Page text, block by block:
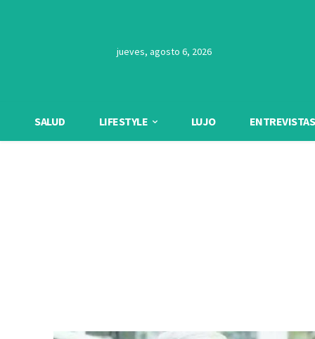
jueves, agosto 6, 2026
SALUD LIFESTYLE LUJO ENTREVISTAS